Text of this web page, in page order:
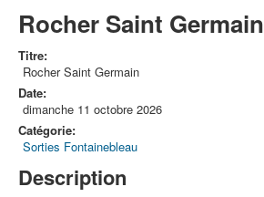
Rocher Saint Germain
Titre:
Rocher Saint Germain
Date:
dimanche 11 octobre 2026
Catégorie:
Sorties Fontainebleau
Description